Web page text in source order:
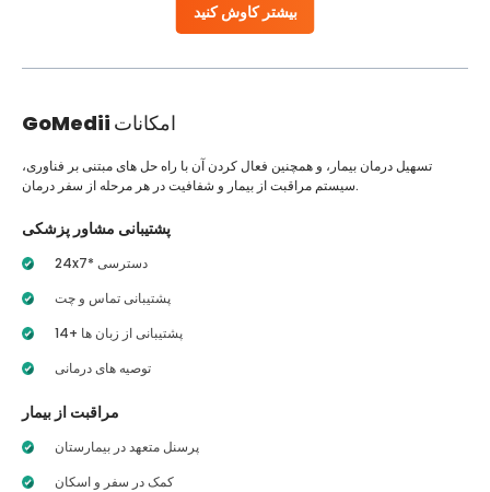
بیشتر کاوش کنید
GoMedii امکانات
تسهیل درمان بیمار، و همچنین فعال کردن آن با راه حل های مبتنی بر فناوری،
سیستم مراقبت از بیمار و شفافیت در هر مرحله از سفر درمان.
پشتیبانی مشاور پزشکی
24x7* دسترسی
پشتیبانی تماس و چت
14+ پشتیبانی از زبان ها
توصیه های درمانی
مراقبت از بیمار
پرسنل متعهد در بیمارستان
کمک در سفر و اسکان